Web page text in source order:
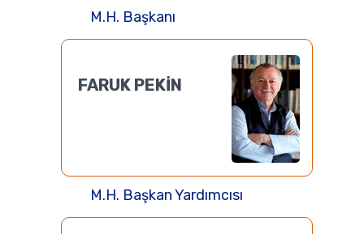
M.H. Başkanı
FARUK PEKİN
M.H. Başkan Yardımcısı